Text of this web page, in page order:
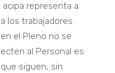
representa a
los trabajadores
el Pleno no se
al Personal es
siguen, sin